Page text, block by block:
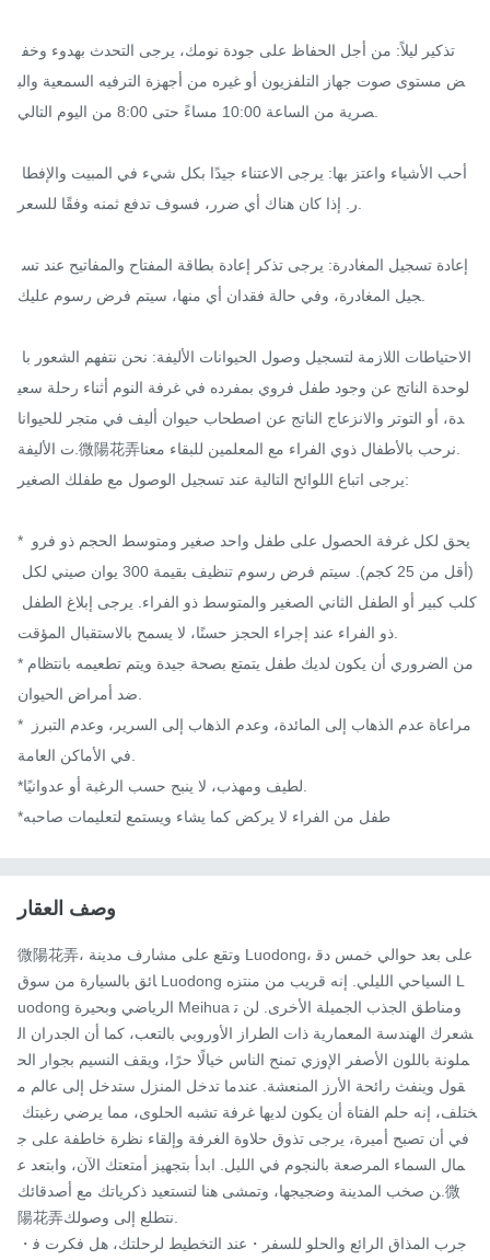
ض مستوى صوت جهاز التلفزيون أو غيره من أجهزة الترفيه السمعية والب
صرية من الساعة 10:00 مساءً حتى 8:00 من اليوم التالي.
ر. إذا كان هناك أي ضرر، فسوف تدفع ثمنه وفقًا للسعر.
جيل المغادرة، وفي حالة فقدان أي منها، سيتم فرض رسوم عليك.
لوحدة الناتج عن وجود طفل فروي بمفرده في غرفة النوم أثناء رحلة سعي
دة، أو التوتر والانزعاج الناتج عن اصطحاب حيوان أليف في متجر للحيوانا
ت الأليفة.微陽花弄نرحب بالأطفال ذوي الفراء مع المعلمين للبقاء معنا.
يرجى اتباع اللوائح التالية عند تسجيل الوصول مع طفلك الصغير:
* يحق لكل غرفة الحصول على طفل واحد صغير ومتوسط ​​الحجم ذو فرو
ذو الفراء عند إجراء الحجز حسنًا، لا يسمح بالاستقبال المؤقت.
*من الضروري أن يكون لديك طفل يتمتع بصحة جيدة ويتم تطعيمه بانتظام
ضد أمراض الحيوان.
* مراعاة عدم الذهاب إلى المائدة، وعدم الذهاب إلى السرير، وعدم التبرز
في الأماكن العامة.
*لطيف ومهذب، لا ينبح حسب الرغبة أو عدوانيًا.
*طفل من الفراء لا يركض كما يشاء ويستمع لتعليمات صاحبه
وصف العقار
微陽花弄، وتقع على مشارف مدينة Luodong، على بعد حوالي خمس دق
ائق بالسيارة من سوق Luodong السياحي الليلي. إنه قريب من منتزه L
uodong الرياضي وبحيرة Meihua ومناطق الجذب الجميلة الأخرى. لن ت
شعرك الهندسة المعمارية ذات الطراز الأوروبي بالتعب، كما أن الجدران ال
ملونة باللون الأصفر الإوزي تمنح الناس خيالًا حرًا، ويقف النسيم بجوار الح
قول وينفث رائحة الأرز المنعشة. عندما تدخل المنزل ستدخل إلى عالم م
في أن تصبح أميرة، يرجى تذوق حلاوة الغرفة وإلقاء نظرة خاطفة على ج
مال السماء المرصعة بالنجوم في الليل. ابدأ بتجهيز أمتعتك الآن، وابتعد ع
ن صخب المدينة وضجيجها، وتمشى هنا لتستعيد ذكرياتك مع أصدقائك.微
陽花弄نتطلع إلى وصولك.
・جرب المذاق الرائع والحلو للسفر・عند التخطيط لرحلتك، هل فكرت ف